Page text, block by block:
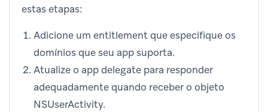
estas etapas:
Adicione um entitlement que especifique os
domínios que seu app suporta.
Atualize o app delegate para responder
adequadamente quando receber o objeto
NSUserActivity.